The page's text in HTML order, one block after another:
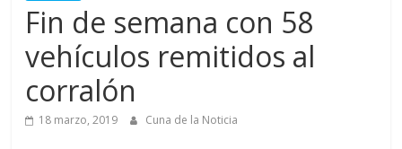
Fin de semana con 58
vehículos remitidos al
corralón
18 marzo, 2019 Cuna de la Noticia